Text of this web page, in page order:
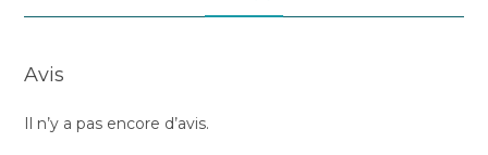
pas
Avis
Il n’y a pas encore d’avis.